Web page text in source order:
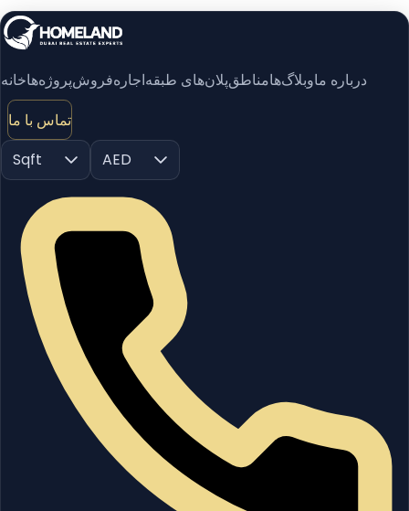
خانهپروژه‌هافروشاجارهپلان‌های طبقهمناطقوبلاگ‌هادرباره ما
تماس با ما
Sqft
AED